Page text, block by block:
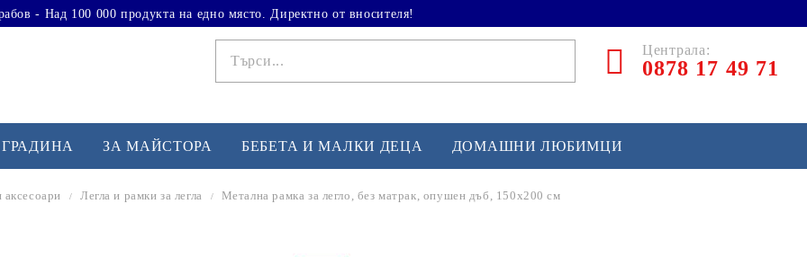
- Над 100 000 продукта на едно място. Директно от вносителя!
Централа:
0878 17 49 71
ЗА МАЙСТОРА БЕБЕТА И МАЛКИ ДЕЦА ДОМАШНИ ЛЮБИМЦИ
аксесоари Легла и рамки за легла Метална рамка за легло, без матрак, опушен дъб, 150x200 см